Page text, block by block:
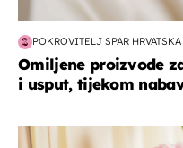
POKROVITELJ SPAR HRVATSKA
Omiljene proizvode
i usput, tijekom
moda & ljepota